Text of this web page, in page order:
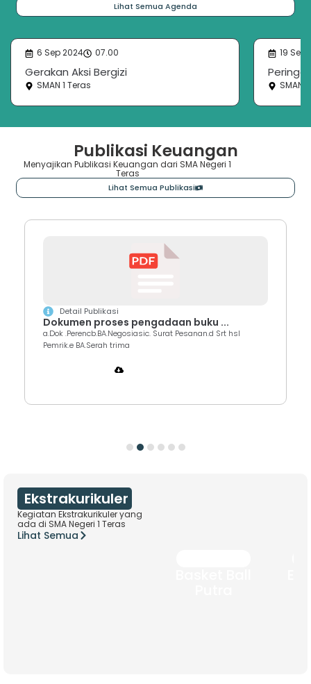
Lihat Semua Agenda
6 Sep 2024 07.00
Gerakan Aksi Bergizi
SMAN 1 Teras
19 Sep
SMAN
Publikasi Keuangan
Menyajikan Publikasi Keuangan dari SMA Negeri 1
Teras
Lihat Semua Publikasi
Detail Publikasi
Dokumen proses pengadaan buku ...
a.Dok .Perencb.BA.Negosiasic. Surat Pesanan.d Srt hsl
Pemrik.e BA.Serah trima
Ekstrakurikuler
Kegiatan Ekstrakurikuler yang
ada di SMA Negeri 1 Teras
Lihat Semua